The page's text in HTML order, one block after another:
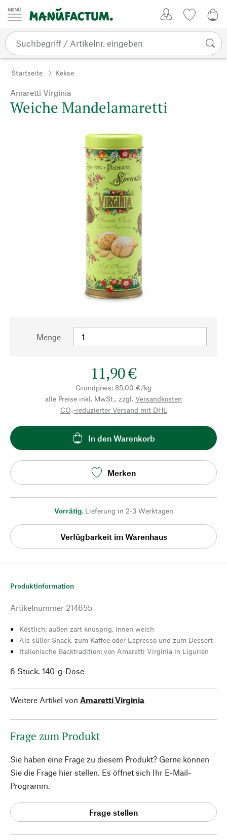
Zum Inhalt springen
Startseite Kekse
Amaretti Virginia
Weiche Mandelamaretti
Menge
11,90 €
Grundpreis: 85,00 €/kg
alle Preise inkl. MwSt., zzgl. Versandkosten
CO₂-reduzierter Versand mit DHL
In den Warenkorb
Merken
Vorrätig, Lieferung in 2-3 Werktagen
Verfügbarkeit im Warenhaus
Produktinformation
Artikelnummer 214655
Köstlich: außen zart knusprig, innen weich
Als süßer Snack, zum Kaffee oder Espresso und zum Dessert
Italienische Backtradition: von Amaretti Virginia in Ligurien
6 Stück. 140-g-Dose
Weitere Artikel von Amaretti Virginia
Frage zum Produkt
Sie haben eine Frage zu diesem Produkt? Gerne können
Sie die Frage hier stellen. Es öffnet sich Ihr E-Mail-
Programm.
Frage stellen